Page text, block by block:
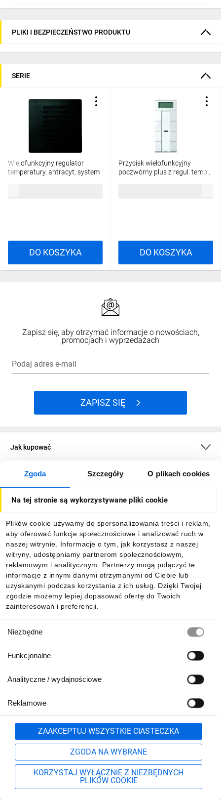
Zgoda Szczegóły O plikach cookies
Na tej stronie są wykorzystywane pliki cookie
Plików cookie używamy do spersonalizowania treści i reklam,
aby oferować funkcje społecznościowe i analizować ruch w
naszej witrynie. Informacje o tym, jak korzystasz z naszej
witryny, udostępniamy partnerom społecznościowym,
reklamowym i analitycznym. Partnerzy mogą połączyć te
informacje z innymi danymi otrzymanymi od Ciebie lub
uzyskanymi podczas korzystania z ich usług. Dzięki Twojej
zgodzie możemy lepiej dopasować ofertę do Twoich
zainteresowań i preferencji.
zgody
Niezbędne
Funkcjonalne
Analityczne / wydajnościowe
Reklamowe
ZAAKCEPTUJ WSZYSTKIE CIASTECZKA
ZGODA NA WYBRANE
KORZYSTAJ WYŁĄCZNIE Z NIEZBĘDNYCH
PLIKÓW COOKIE
PLIKI I BEZPIECZEŃSTWO PRODUKTU
SERIE
Wielofunkcyjny regulator
temperatury, antracyt, system
DO KOSZYKA
Przycisk wielofunkcyjny
poczwórny plus z regul. temp.,
DO KOSZYKA
Zapisz się, aby otrzymać informacje o nowościach,
promocjach i wyprzedażach
Podaj adres e-mail
ZAPISZ SIĘ
Jak kupować
O firmie
Informacje
Pobierz naszą aplikację mobilną:
801 500 700 lub
71 37 61 600
Formularz kontaktowy